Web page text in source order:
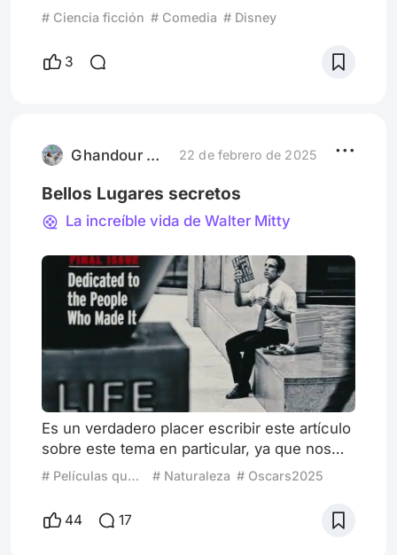
apuesta de Pixar Animation Studios por una
animación original que resuene con las
audiencias de Disney y más allá. Porque
esta última década ha demostrado que las
(2025) de Walt Disney Studios. Peor aún,
# Ciencia ficción # Comedia # Disney
3
Ghandour Mejia 22 de febrero de 2025
Bellos Lugares secretos
La increíble vida de Walter Mitty
Es un verdadero placer escribir este artículo
sobre este tema en particular, ya que nos
invita a valorar los lugares de cada rincón
del mundo, incluyendo aquellos
maravillosos espacios que podemos
encontrar en la ficción. Pero, ¿alguna vez te
# Películas que Resaltan Lugares # Naturaleza # Oscars2025
44 17